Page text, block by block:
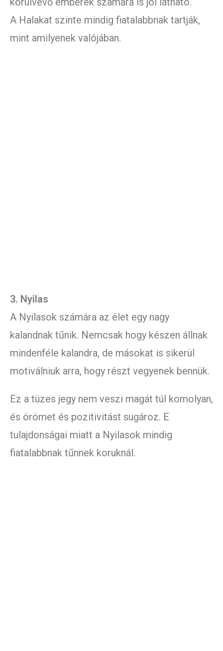
A Halakat szinte mindig fiatalabbnak tartják,
mint amilyenek valójában.
3. Nyilas
A Nyilasok számára az élet egy nagy
kalandnak tűnik. Nemcsak hogy készen állnak
mindenféle kalandra, de másokat is sikerül
motiválniuk arra, hogy részt vegyenek bennük.
Ez a tüzes jegy nem veszi magát túl komolyan,
és örömet és pozitivitást sugároz. E
tulajdonságai miatt a Nyilasok mindig
fiatalabbnak tűnnek koruknál.